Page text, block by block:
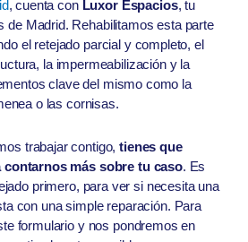
, cuenta conLuxor Espacios, tu
de Madrid. Rehabilitamos esta parte
el retejado parcial y completo, el
la impermeabilización y la
clave del mismo como la
o las cornisas.
trabajar contigo,tienes que
más sobre tu caso. Es
primero, para ver si necesita una
con una simple reparación. Para
formulario y nos pondremos en